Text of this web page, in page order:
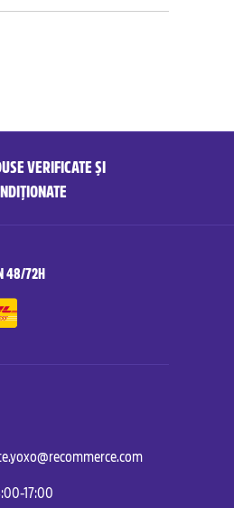
VERIFICATE ȘI
48/72H
17:00